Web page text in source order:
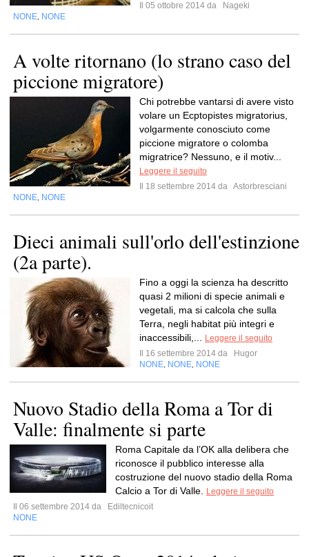
Il 05 ottobre 2014 da
Nageki
NONE NONE
A volte ritornano (lo strano caso del
piccione migratore)
Chi potrebbe vantarsi di avere visto
volare un Ecptopistes migratorius,
volgarmente conosciuto come
piccione migratore o colomba
migratrice? Nessuno, e il motiv...
Leggere il seguito
Il 18 settembre 2014 da Astorbresciani
NONE NONE
Dieci animali sull'orlo dell'estinzione
(2a parte).
Fino a oggi la scienza ha descritto
quasi 2 milioni di specie animali e
vegetali, ma si calcola che sulla
Terra, negli habitat più integri e
inaccessibili,...
Leggere il seguito
Il 16 settembre 2014 da
Hugor
NONE NONE NONE
Nuovo Stadio della Roma a Tor di
Valle: finalmente si parte
Roma Capitale da l’OK alla delibera che
riconosce il pubblico interesse alla
costruzione del nuovo stadio della Roma
Calcio a Tor di Valle.
Leggere il seguito
Il 06 settembre 2014 da
Ediltecnicoit
NONE